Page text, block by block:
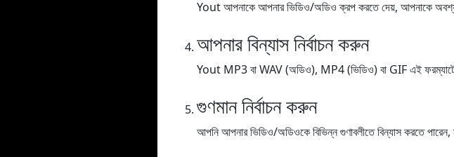
Yout আপনাকে আপনার ভিডিও/অডিও ক্রপ করতে দেয়, আপনাকে অবশ্যই
আপনার বিন্যাস নির্বাচন করুন
Yout MP3 বা WAV (অডিও), MP4 (ভিডিও) বা GIF এই
গুণমান নির্বাচন করুন
আপনি আপনার ভিডিও/অডিওকে বিভিন্ন গুণাবলীতে বিন্যাস করতে পারেন,